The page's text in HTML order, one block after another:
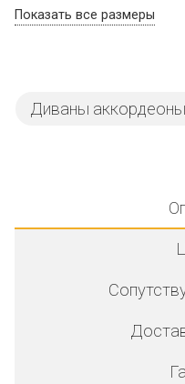
Показать все размеры
Диваны аккордеоны